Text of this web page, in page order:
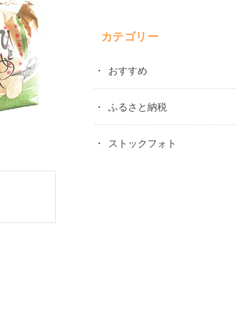
カテゴリー
おすすめ
ふるさと納税
ストックフォト